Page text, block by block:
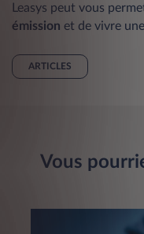
Leasys peut vous
émission et de vivre une
ARTICLES
Vous